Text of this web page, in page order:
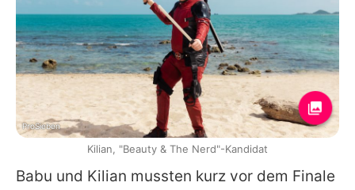
Babu und Kilian mussten kurz vor dem Finale
ProSieben
Kilian, "Beauty & The Nerd"-Kandidat